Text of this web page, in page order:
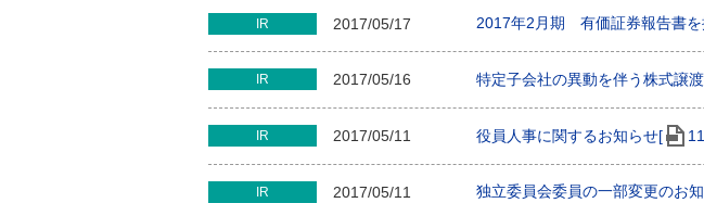
IR 2017/05/17 2017年2月期 有価証券報告書を
IR 2017/05/16 特定子会社の異動を伴う株式譲
IR 2017/05/11 役員人事に関するお知らせ[
IR 2017/05/11 独立委員会委員の一部変更のお